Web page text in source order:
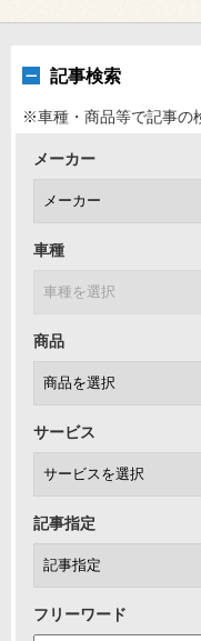
記事検索
※車種・商品等で記事の
メーカー
車種
商品
サービス
記事指定
フリーワード